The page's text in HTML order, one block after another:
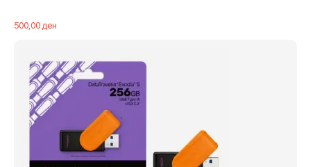
500,00ден